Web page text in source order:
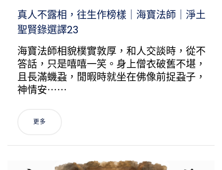
真人不露相，往生作榜樣｜海寶法師｜淨土
聖賢錄選譯23
海寶法師相貌樸實敦厚，和人交談時，從不
答話，只是嘻嘻一笑。身上僧衣破舊不堪，
且長滿蟣蝨，閒暇時就坐在佛像前捉蝨子，
神情安⋯⋯
更多